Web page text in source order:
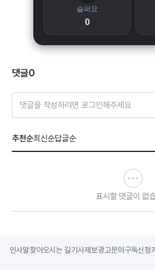
슬퍼요
0
댓글0
댓글을 작성하려면 로그인해주세요
추천순최신순답글순
표시할 댓글이 없
인사말찾아오시는 길기사제보광고문의 구독신청